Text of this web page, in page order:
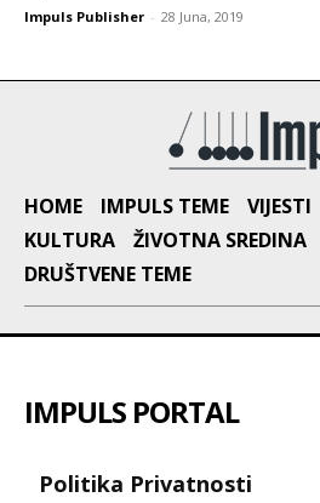
Impuls Publisher - 28 Juna, 2019
HOME IMPULS TEME VIJESTI
KULTURA
ŽIVOTNA SREDINA
DRUŠTVENE TEME
IMPULS PORTAL
Politika Privatnosti